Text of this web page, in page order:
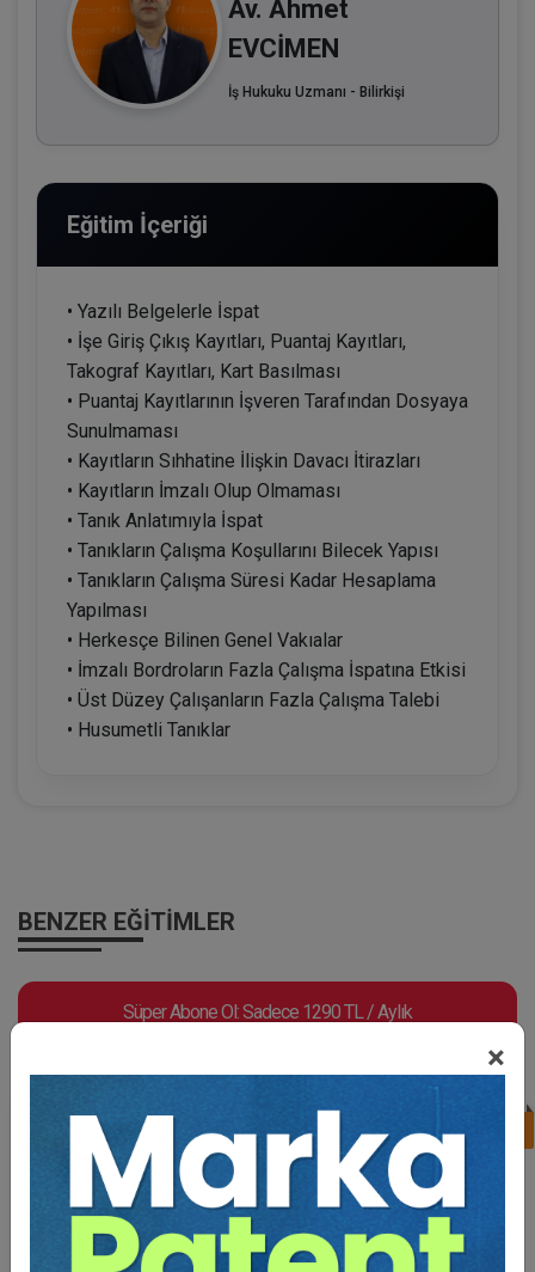
×
Av. Ahmet
EVCİMEN
İş Hukuku Uzmanı - Bilirkişi
Eğitim İçeriği
• Yazılı Belgelerle İspat
• İşe Giriş Çıkış Kayıtları, Puantaj Kayıtları,
Takograf Kayıtları, Kart Basılması
• Puantaj Kayıtlarının İşveren Tarafından Dosyaya
Sunulmaması
• Kayıtların Sıhhatine İlişkin Davacı İtirazları
• Kayıtların İmzalı Olup Olmaması
• Tanık Anlatımıyla İspat
• Tanıkların Çalışma Koşullarını Bilecek Yapısı
• Tanıkların Çalışma Süresi Kadar Hesaplama
Yapılması
• Herkesçe Bilinen Genel Vakıalar
• İmzalı Bordroların Fazla Çalışma İspatına Etkisi
• Üst Düzey Çalışanların Fazla Çalışma Talebi
• Husumetli Tanıklar
BENZER EĞITIMLER
Süper Abone Ol: Sadece 1290 TL / Aylık
Av. Ahmet EVCİMEN